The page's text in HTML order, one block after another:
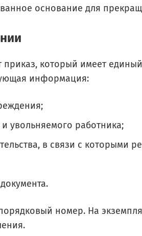
основание для
приказ, который имеет
информация:
увольняемого работника;
в связи с которыми
номер. На